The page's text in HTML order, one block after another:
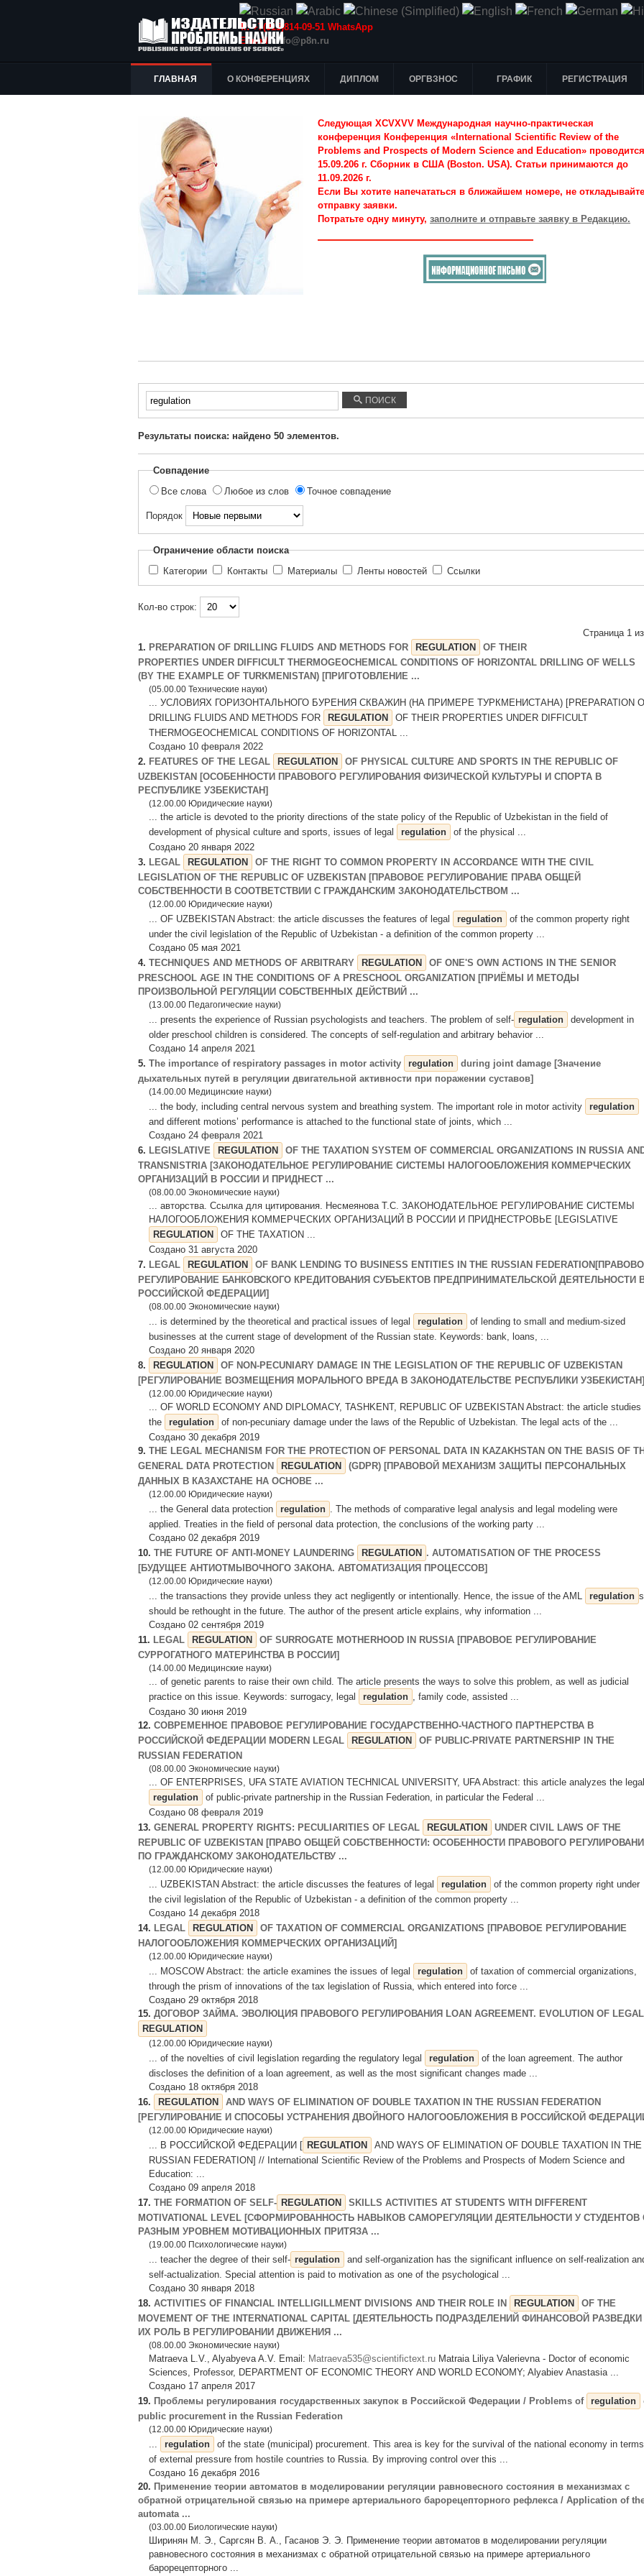
Т.: +7(915)814-09-51 WhatsApp
E-mail:info@p8n.ru
ГЛАВНАЯ О КОНФЕРЕНЦИЯХ ДИПЛОМ ОРГВЗНОС ГРАФИК РЕГИСТРАЦИЯ
Следующая XCVXVV Международная научно-практическая
конференция Конференция «International Scientific Review of the
Problems and Prospects of Modern Science and Education» проводится
15.09.206 г. Сборник в США (Boston. USA). Статьи принимаются до
11.09.2026 г.
Если Вы хотите напечататься в ближайшем номере, не откладывайте
отправку заявки.
Потратьте одну минуту, заполните и отправьте заявку в Редакцию.
Введите
текст
поиска...
ПОИСК
Результаты поиска: найдено 50 элементов.
Совпадение
Все слова
Любое из слов Точное совпадение
Порядок
Ограничение области поиска
Категории
Контакты Материалы Ленты новостей Ссылки
Кол-во строк:
Страница 1
1. PREPARATION OF DRILLING FLUIDS AND METHODS FOR REGULATION
OF THEIR
PROPERTIES UNDER DIFFICULT THERMOGEOCHEMICAL CONDITIONS OF HORIZONTAL DRILLING OF WELLS
(BY THE EXAMPLE OF TURKMENISTAN) [ПРИГОТОВЛЕНИЕ ...
(05.00.00 Технические науки)
... УСЛОВИЯХ ГОРИЗОНТАЛЬНОГО БУРЕНИЯ СКВАЖИН (НА ПРИМЕРЕ ТУРКМЕНИСТАНА) [PREPARATION
DRILLING FLUIDS AND METHODS FOR
REGULATION
OF THEIR PROPERTIES UNDER DIFFICULT
THERMOGEOCHEMICAL CONDITIONS OF HORIZONTAL ...
Создано 10 февраля 2022
2. FEATURES OF THE LEGAL REGULATION
OF PHYSICAL CULTURE AND SPORTS IN THE REPUBLIC OF
UZBEKISTAN [ОСОБЕННОСТИ ПРАВОВОГО РЕГУЛИРОВАНИЯ ФИЗИЧЕСКОЙ КУЛЬТУРЫ И СПОРТА В
РЕСПУБЛИКЕ УЗБЕКИСТАН]
(12.00.00 Юридические науки)
... the article is devoted to the priority directions of the state policy of the Republic of Uzbekistan in the field of
development of physical culture and sports, issues of legal
regulation
of the physical ...
Создано 20 января 2022
3. LEGAL REGULATION
OF THE RIGHT TO COMMON PROPERTY IN ACCORDANCE WITH THE CIVIL
LEGISLATION OF THE REPUBLIC OF UZBEKISTAN [ПРАВОВОЕ РЕГУЛИРОВАНИЕ ПРАВА ОБЩЕЙ
СОБСТВЕННОСТИ В СООТВЕТСТВИИ С ГРАЖДАНСКИМ ЗАКОНОДАТЕЛЬСТВОМ ...
(12.00.00 Юридические науки)
... OF UZBEKISTAN Abstract: the article discusses the features of legal regulation
of the common property right
under the civil legislation of the Republic of Uzbekistan - a definition of the common property ...
Создано 05 мая 2021
4. TECHNIQUES AND METHODS OF ARBITRARY REGULATION
OF ONE'S OWN ACTIONS IN THE SENIOR
PRESCHOOL AGE IN THE CONDITIONS OF A PRESCHOOL ORGANIZATION [ПРИЁМЫ И МЕТОДЫ
ПРОИЗВОЛЬНОЙ РЕГУЛЯЦИИ СОБСТВЕННЫХ ДЕЙСТВИЙ ...
(13.00.00 Педагогические науки)
... presents the experience of Russian psychologists and teachers. The problem of self- regulation
development in
older preschool children is considered. The concepts of self-regulation and arbitrary behavior ...
Создано 14 апреля 2021
5. The importance of respiratory passages in motor activity regulation
during joint damage [Значение
дыхательных путей в регуляции двигательной активности при поражении суставов]
(14.00.00 Медицинские науки)
... the body, including central nervous system and breathing system. The important role in motor activity
regulation
and different motions’ performance is attached to the functional state of joints, which ...
Создано 24 февраля 2021
6. LEGISLATIVE REGULATION
OF THE TAXATION SYSTEM OF COMMERCIAL ORGANIZATIONS IN RUSSIA
TRANSNISTRIA [ЗАКОНОДАТЕЛЬНОЕ РЕГУЛИРОВАНИЕ СИСТЕМЫ НАЛОГООБЛОЖЕНИЯ КОММЕРЧЕСКИХ
ОРГАНИЗАЦИЙ В РОССИИ И ПРИДНЕСТ ...
(08.00.00 Экономические науки)
... авторства. Ссылка для цитирования. Несмеянова Т.С. ЗАКОНОДАТЕЛЬНОЕ РЕГУЛИРОВАНИЕ СИСТЕМЫ
НАЛОГООБЛОЖЕНИЯ КОММЕРЧЕСКИХ ОРГАНИЗАЦИЙ В РОССИИ И ПРИДНЕСТРОВЬЕ [LEGISLATIVE
REGULATION
OF THE TAXATION ...
Создано 31 августа 2020
7. LEGAL REGULATION
OF BANK LENDING TO BUSINESS ENTITIES IN THE RUSSIAN
РЕГУЛИРОВАНИЕ БАНКОВСКОГО КРЕДИТОВАНИЯ СУБЪЕКТОВ ПРЕДПРИНИМАТЕЛЬСКОЙ ДЕЯТЕЛЬНОСТИ
РОССИЙСКОЙ ФЕДЕРАЦИИ]
(08.00.00 Экономические науки)
... is determined by the theoretical and practical issues of legal regulation
of lending to small and medium-sized
businesses at the current stage of development of the Russian state. Keywords: bank, loans, ...
Создано 20 января 2020
8.
REGULATION
OF NON-PECUNIARY DAMAGE IN THE LEGISLATION OF THE REPUBLIC OF UZBEKISTAN
[РЕГУЛИРОВАНИЕ ВОЗМЕЩЕНИЯ МОРАЛЬНОГО ВРЕДА В ЗАКОНОДАТЕЛЬСТВЕ РЕСПУБЛИКИ УЗБЕКИСТАН]
(12.00.00 Юридические науки)
... OF WORLD ECONOMY AND DIPLOMACY, TASHKENT, REPUBLIC OF UZBEKISTAN Abstract: the article studies
the
regulation
of non-pecuniary damage under the laws of the Republic of Uzbekistan. The legal acts of the ...
Создано 30 декабря 2019
9. THE LEGAL MECHANISM FOR THE PROTECTION OF PERSONAL DATA IN KAZAKHSTAN ON THE BASIS OF
GENERAL DATA PROTECTION
REGULATION
(GDPR) [ПРАВОВОЙ МЕХАНИЗМ ЗАЩИТЫ ПЕРСОНАЛЬНЫХ
ДАННЫХ В КАЗАХСТАНЕ НА ОСНОВЕ ...
(12.00.00 Юридические науки)
... the General data protection regulation . The methods of comparative legal analysis and legal modeling were
applied. Treaties in the field of personal data protection, the conclusions of the working party ...
Создано 02 декабря 2019
10. THE FUTURE OF ANTI-MONEY LAUNDERING REGULATION . AUTOMATISATION OF THE PROCESS
[БУДУЩЕЕ АНТИОТМЫВОЧНОГО ЗАКОНА. АВТОМАТИЗАЦИЯ ПРОЦЕССОВ]
(12.00.00 Юридические науки)
... the transactions they provide unless they act negligently or intentionally. Hence, the issue of the AML regulation s
should be rethought in the future. The author of the present article explains, why information ...
Создано 02 сентября 2019
11. LEGAL REGULATION
OF SURROGATE MOTHERHOOD IN RUSSIA [ПРАВОВОЕ РЕГУЛИРОВАНИЕ
СУРРОГАТНОГО МАТЕРИНСТВА В РОССИИ]
(14.00.00 Медицинские науки)
... of genetic parents to raise their own child. The article presents the ways to solve this problem, as well as judicial
practice on this issue. Keywords: surrogacy, legal
regulation , family code, assisted ...
Создано 30 июня 2019
12. СОВРЕМЕННОЕ ПРАВОВОЕ РЕГУЛИРОВАНИЕ ГОСУДАРСТВЕННО-ЧАСТНОГО ПАРТНЕРСТВА В
РОССИЙСКОЙ ФЕДЕРАЦИИ MODERN LEGAL
REGULATION
OF PUBLIC-PRIVATE PARTNERSHIP IN THE
RUSSIAN FEDERATION
(08.00.00 Экономические науки)
... OF ENTERPRISES, UFA STATE AVIATION TECHNICAL UNIVERSITY, UFA Abstract: this article analyzes the legal
regulation
of public-private partnership in the Russian Federation, in particular the Federal ...
Создано 08 февраля 2019
13. GENERAL PROPERTY RIGHTS: PECULIARITIES OF LEGAL REGULATION
UNDER CIVIL LAWS OF THE
REPUBLIC OF UZBEKISTAN [ПРАВО ОБЩЕЙ СОБСТВЕННОСТИ: ОСОБЕННОСТИ ПРАВОВОГО
ПО ГРАЖДАНСКОМУ ЗАКОНОДАТЕЛЬСТВУ ...
(12.00.00 Юридические науки)
... UZBEKISTAN Abstract: the article discusses the features of legal regulation
of the common property right under
the civil legislation of the Republic of Uzbekistan - a definition of the common property ...
Создано 14 декабря 2018
14. LEGAL REGULATION
OF TAXATION OF COMMERCIAL ORGANIZATIONS [ПРАВОВОЕ РЕГУЛИРОВАНИЕ
НАЛОГООБЛОЖЕНИЯ КОММЕРЧЕСКИХ ОРГАНИЗАЦИЙ]
(12.00.00 Юридические науки)
... MOSCOW Abstract: the article examines the issues of legal regulation
of taxation of commercial organizations,
through the prism of innovations of the tax legislation of Russia, which entered into force ...
Создано 29 октября 2018
15. ДОГОВОР ЗАЙМА. ЭВОЛЮЦИЯ ПРАВОВОГО РЕГУЛИРОВАНИЯ LOAN AGREEMENT. EVOLUTION OF LEGAL
REGULATION
(12.00.00 Юридические науки)
... of the novelties of civil legislation regarding the regulatory legal regulation
of the loan agreement. The author
discloses the definition of a loan agreement, as well as the most significant changes made ...
Создано 18 октября 2018
16.
REGULATION
AND WAYS OF ELIMINATION OF DOUBLE TAXATION IN THE RUSSIAN FEDERATION
[РЕГУЛИРОВАНИЕ И СПОСОБЫ УСТРАНЕНИЯ ДВОЙНОГО НАЛОГООБЛОЖЕНИЯ В РОССИЙСКОЙ
(12.00.00 Юридические науки)
... В РОССИЙСКОЙ ФЕДЕРАЦИИ [ REGULATION
AND WAYS OF ELIMINATION OF DOUBLE TAXATION IN THE
RUSSIAN FEDERATION] // International Scientific Review of the Problems and Prospects of Modern Science and
Education: ...
Создано 09 апреля 2018
17. THE FORMATION OF SELF- REGULATION
SKILLS ACTIVITIES AT STUDENTS WITH DIFFERENT
MOTIVATIONAL LEVEL [СФОРМИРОВАННОСТЬ НАВЫКОВ САМОРЕГУЛЯЦИИ ДЕЯТЕЛЬНОСТИ У СТУДЕНТОВ
РАЗНЫМ УРОВНЕМ МОТИВАЦИОННЫХ ПРИТЯЗА ...
(19.00.00 Психологические науки)
... teacher the degree of their self- regulation
and self-organization has the significant influence on self-realization
self-actualization. Special attention is paid to motivation as one of the psychological ...
Создано 30 января 2018
18. ACTIVITIES OF FINANCIAL INTELLIGILLMENT DIVISIONS AND THEIR ROLE IN REGULATION
OF THE
MOVEMENT OF THE INTERNATIONAL CAPITAL [ДЕЯТЕЛЬНОСТЬ ПОДРАЗДЕЛЕНИЙ ФИНАНСОВОЙ
ИХ РОЛЬ В РЕГУЛИРОВАНИИ ДВИЖЕНИЯ ...
(08.00.00 Экономические науки)
Matraeva L.V., Alyabyeva A.V. Email: Matraeva535@scientifictext.ru Matraia Liliya Valerievna - Doctor of economic
Sciences, Professor, DEPARTMENT OF ECONOMIC THEORY AND WORLD ECONOMY; Alyabiev Anastasia ...
Создано 17 апреля 2017
19. Проблемы регулирования государственных закупок в Российской Федерации / Problems of regulation
public procurement in the Russian Federation
(12.00.00 Юридические науки)
... regulation
of the state (municipal) procurement. This area is key for the survival of the national economy in terms
of external pressure from hostile countries to Russia. By improving control over this ...
Создано 16 декабря 2016
20. Применение теории автоматов в моделировании регуляции равновесного состояния в механизмах с
обратной отрицательной связью на примере артериального барорецепторного рефлекса / Application of
automata ...
(03.00.00 Биологические науки)
Ширинян М. Э., Саргсян В. А., Гасанов Э. Э. Применение теории автоматов в моделировании регуляции
равновесного состояния в механизмах с обратной отрицательной связью на примере артериального
барорецепторного ...